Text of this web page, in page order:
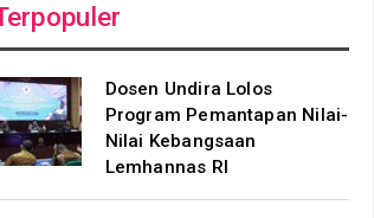
Dosen Undira Lolos
Program Pemantapan Nilai-
Nilai Kebangsaan
Lemhannas RI